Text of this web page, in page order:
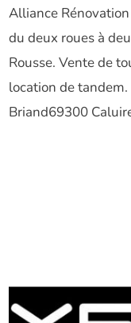
Alliance
du deux roues à
Rousse. Vente de
location de
Briand69300